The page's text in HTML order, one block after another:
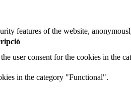
features of the website,
user consent for the cookies in the
in the category "Functional".